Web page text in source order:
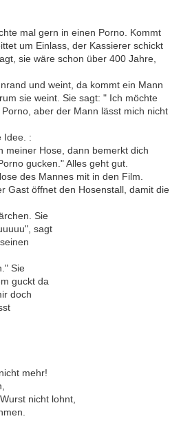
mal gern in einen Porno. Kommt
um Einlass, der Kassierer schickt
sie wäre schon über 400 Jahre,
und weint, da kommt ein Mann
sie weint. Sie sagt: " Ich möchte
aber der Mann lässt mich nicht
Idee. :
meiner Hose, dann bemerkt dich
gucken." Alles geht gut.
des Mannes mit in den Film.
Gast öffnet den Hosenstall, damit die
Sie
sagt
Sie
guckt da
doch
mehr!
nicht lohnt,